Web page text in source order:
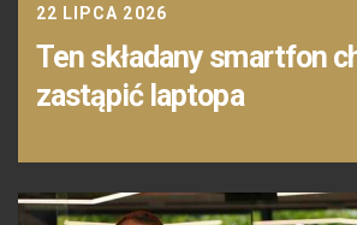
22 LIPCA 2026
Ten składany smartfon
zastąpić laptopa